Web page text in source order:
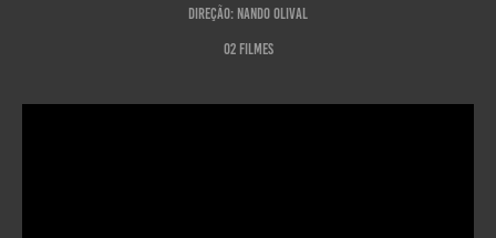
Direção: NANDO OLIVAL
O2 Filmes